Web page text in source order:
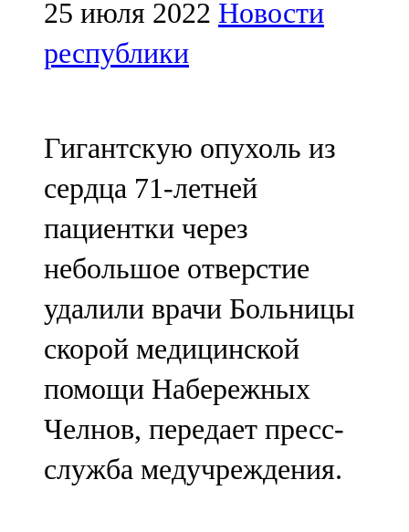
106,2 FM
Минзәлә
Мөслим
100,0 FM
Нурлат
104,7 FM
Олы Әтнә
71,42 FM
Сарман
107,8 FM
Теләче
25 июля 2022 Новости
республики
Гигантскую опухоль из
сердца 71-летней
пациентки через
небольшое отверстие
удалили врачи Больницы
скорой медицинской
помощи Набережных
Челнов, передает пресс-
служба медучреждения.